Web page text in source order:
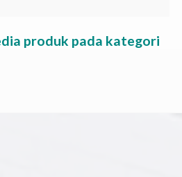
produk pada kategori